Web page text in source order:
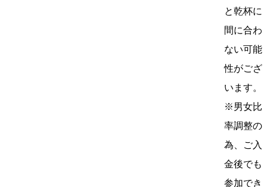
と乾杯に
間に合わ
ない可能
性がござ
います。
※男女比
率調整の
為、ご入
金後でも
参加でき